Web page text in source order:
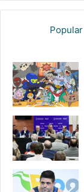
Popular